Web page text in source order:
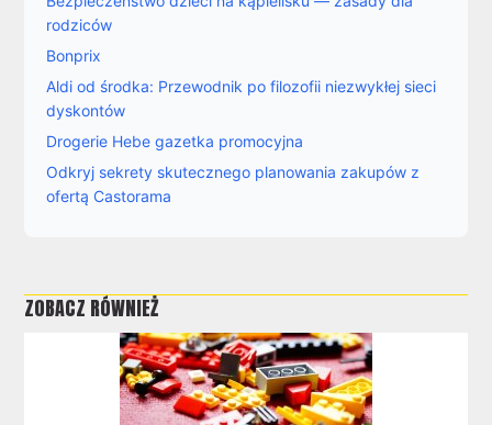
rodziców
Bonprix
Aldi od środka: Przewodnik po filozofii niezwykłej sieci
dyskontów
Drogerie Hebe gazetka promocyjna
Odkryj sekrety skutecznego planowania zakupów z
ofertą Castorama
ZOBACZ RÓWNIEŻ